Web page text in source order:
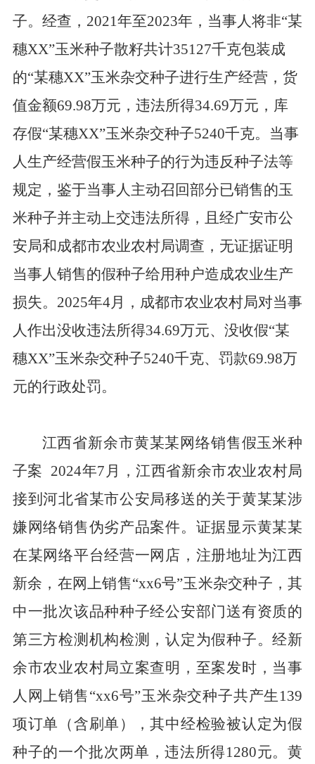
子。经查， 2021年至2023年，当事人将非“某
穗XX”玉米种子散籽共计35127千克包装成
的“某穗XX”玉米杂交种子进行生产经营，货
值金额69.98万元，违法所得34.69万元，库
存假“某穗XX”玉米杂交种子5240千克。当事
人生产经营假玉米种子的行为违反种子法等
规定，鉴于当事人主动召回部分已销售的玉
米种子并主动上交违法所得，且经广安市公
安局和成都市农业农村局调查，无证据证明
当事人销售的假种子给用种户造成农业生产
损失。 2025年4月，成都市农业农村局对当事
人作出没收违法所得34.69万元、没收假“某
穗XX”玉米杂交种子5240千克、罚款69.98万
元的行政处罚。
江西省新余市黄某某网络销售假玉米种
子案 2024年7 月，江西省新余市农业农村局
接到河北省某市公安局移送的关于黄某某涉
嫌网络销售伪劣产品案件。证据显示黄某某
在某网络平台经营一网店，注册地址为江西
新余，在网上销售“xx6号”玉米杂交种子，其
中一批次该品种种子经公安部门送有资质的
第三方检测机构检测，认定为假种子。经新
余市农业农村局立案查明，至案发时，当事
人网上销售“xx6号”玉米杂交种子共产生 139
项订单（含刷单），其中经检验被认定为假
种子的一个批次两单，违法所得1280元。黄